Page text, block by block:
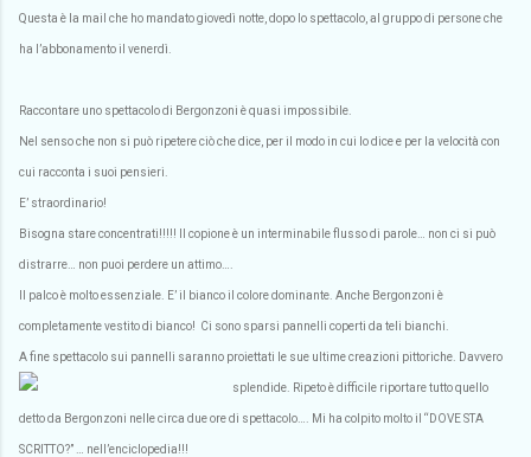
Questa è la mail che ho mandato giovedì notte, dopo lo spettacolo, al gruppo di persone che
ha l’abbonamento il venerdì.
Raccontare uno spettacolo di Bergonzoni è quasi impossibile.
Nel senso che non si può ripetere ciò che dice, per il modo in cui lo dice e per la velocità con
cui racconta i suoi pensieri.
E’ straordinario!
Bisogna stare concentrati!!!!! Il copione è un interminabile flusso di parole… non ci si può
distrarre… non puoi perdere un attimo….
Il palco è molto essenziale. E’ il bianco il colore dominante. Anche Bergonzoni è
completamente vestito di bianco! Ci sono sparsi pannelli coperti da teli bianchi.
A fine spettacolo sui pannelli saranno proiettati le sue ultime creazioni pittoriche. Davvero
splendide. Ripeto è difficile riportare tutto quello
detto da Bergonzoni nelle circa due ore di spettacolo…. Mi ha colpito molto il “DOVE STA
SCRITTO?” … nell’enciclopedia!!!